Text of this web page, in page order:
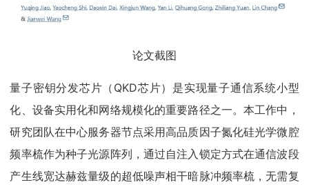
论文截图
量子密钥分发芯片（QKD芯片）是实现量子通信系统小型
化、设备实用化和网络规模化的重要路径之一。本工作中，
研究团队在中心服务器节点采用高品质因子氮化硅光学微腔
频率梳作为种子光源阵列，通过自注入锁定方式在通信波段
产生线宽达赫兹量级的超低噪声相干暗脉冲频率梳，无需复